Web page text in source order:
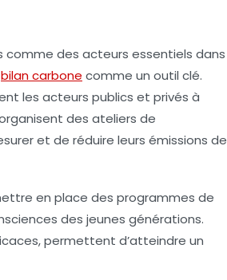
comme des acteurs essentiels dans
bilan carbone comme un outil clé.
les acteurs publics et privés à
des ateliers de
et de réduire leurs émissions de
en place des programmes de
des jeunes générations.
permettent d’atteindre un